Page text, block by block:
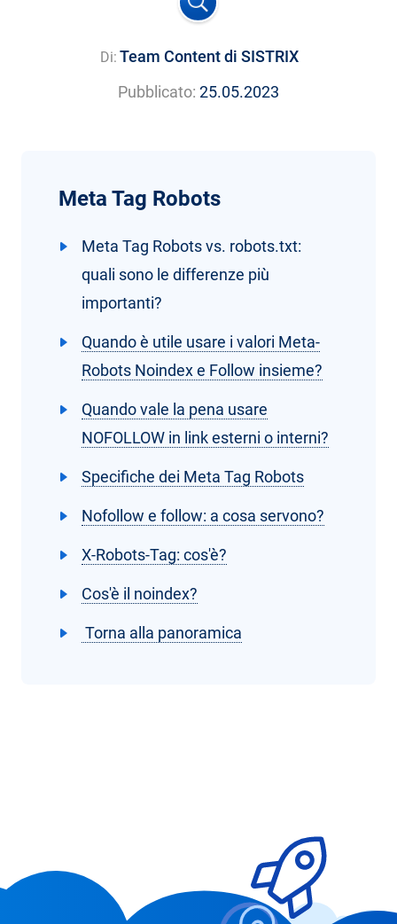
Di: Team Content di SISTRIX
Pubblicato: 25.05.2023
Meta Tag Robots
Meta Tag Robots vs. robots.txt:
quali sono le differenze più
importanti?
Quando è utile usare i valori Meta-
Robots Noindex e Follow insieme?
Quando vale la pena usare
NOFOLLOW in link esterni o interni?
Specifiche dei Meta Tag Robots
Nofollow e follow: a cosa servono?
X-Robots-Tag: cos'è?
Cos'è il noindex?
Torna alla panoramica